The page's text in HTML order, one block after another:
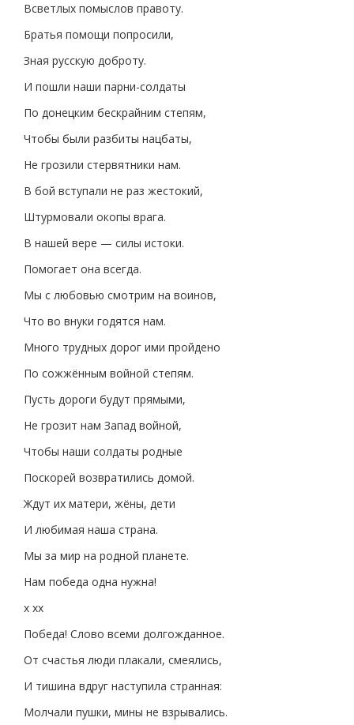
Всветлых помыслов правоту.
Братья помощи попросили,
Зная русскую доброту.
И пошли наши парни-солдаты
По донецким бескрайним степям,
Чтобы были разбиты нацбаты,
Не грозили стервятники нам.
В бой вступали не раз жестокий,
Штурмовали окопы врага.
В нашей вере — силы истоки.
Помогает она всегда.
Мы с любовью смотрим на воинов,
Что во внуки годятся нам.
Много трудных дорог ими пройдено
По сожжённым войной степям.
Пусть дороги будут прямыми,
Не грозит нам Запад войной,
Чтобы наши солдаты родные
Поскорей возвратились домой.
Ждут их матери, жёны, дети
И любимая наша страна.
Мы за мир на родной планете.
Нам победа одна нужна!
х хх
Победа! Слово всеми долгожданное.
От счастья люди плакали, смеялись,
И тишина вдруг наступила странная:
Молчали пушки, мины не взрывались.